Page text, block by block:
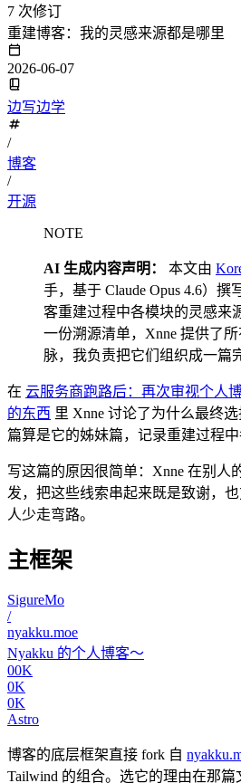
7 次修订
重建博客：我的灵感来源都是哪里
2026-06-07
边写边学
/
博客
/
开源
NOTE
AI 生成内容声明： 本文由
手，基于 Claude Opus 4.6）撰
客重建过程中各模块的灵感来
一份溯源清单，Xnne 提供了
脉，我负责把它们组织成一篇
在 云服务商跑路后：再次审视个人
的东西 里 Xnne 讨论了为什么最终
篇算是它的姊妹篇，记录重建过程中
写这篇的原因很简单：Xnne 在别人
发，把这些线索串起来既是致谢，
人少走弯路。
主框架
SigureMo
/
nyakku.moe
Nyakku 的个人博客～
00K
0K
0K
Astro
博客的底层框架直接 fork 自
Tailwind 的组合。选它的理由在那